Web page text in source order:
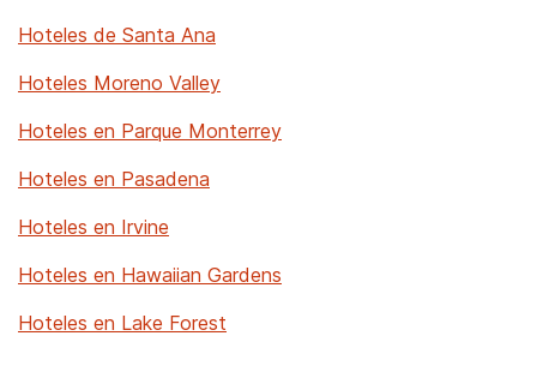
Hoteles de Santa Ana
Hoteles Moreno Valley
Hoteles en Parque Monterrey
Hoteles en Pasadena
Hoteles en Irvine
Hoteles en Hawaiian Gardens
Hoteles en Lake Forest